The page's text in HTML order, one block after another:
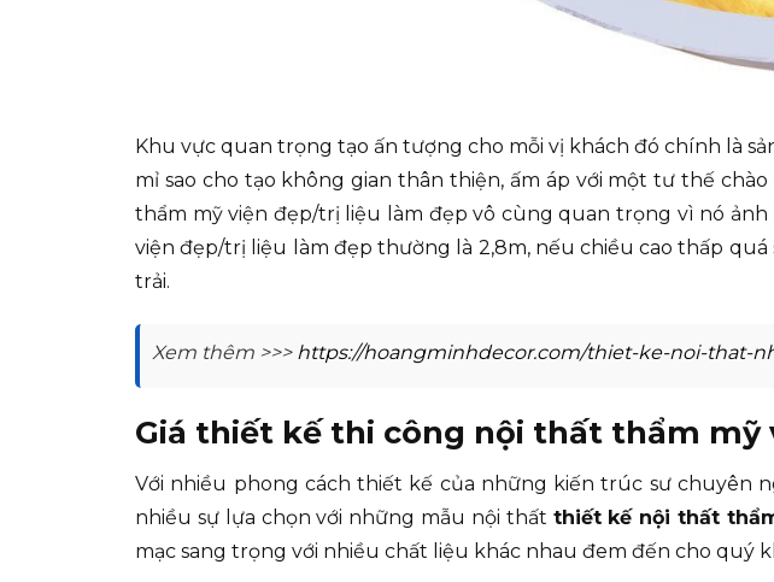
Khu vực quan trọng tạo ấn tượng cho mỗi vị khách đó chính là
mỉ sao cho tạo không gian thân thiện, ấm áp với một tư thế
thẩm mỹ viện đẹp/trị liệu làm đẹp vô cùng quan trọng vì nó
viện đẹp/trị liệu làm đẹp thường là 2,8m, nếu chiều cao thấp
trải.
Xem thêm >>> https://hoangminhdecor.com/thiet-ke-noi-that-
Giá thiết kế thi công nội thất thẩm mỹ
Với nhiều phong cách thiết kế của những kiến trúc sư chuyên
nhiều sự lựa chọn với những mẫu nội thất thiết kế nội thất
mạc sang trọng với nhiều chất liệu khác nhau đem đến cho quý